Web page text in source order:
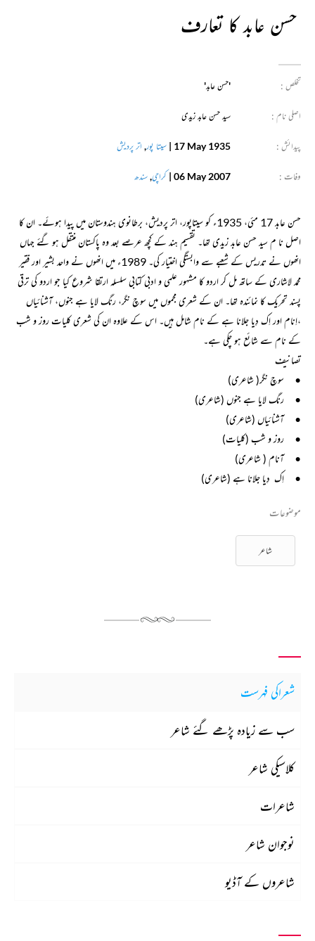
حسن عابد کا تعارف
تخلص : 'حسن عابد'
اصلی نام : سید حسن عابد زیدی
پیدائش : 17 May 1935
| سیتا پور, اتر پردیش
وفات : 06 May 2007
| کراچی,سندھ
حسن عابد 17 مئی، 1935ء کو سیتاپور، اتر پردیش، برطانوی ہندوستان میں پیدا ہوئے۔ ان کا
اصل نا م سید حسن عابد زیدی تھا۔ تقسیم ہند کے کچھ عرصے بعد وہ پاکستان منتقل ہو گئے جہاں
انھوں نے تدریس کے شعبے سے وابستگی اختیار کی۔ 1989ء میں انھوں نے واحد بشیر اور فقیر
محمد لاشاری کے ساتھ مل کر اردو کا مشہور علمی و ادبی کتابی سلسلہ ارتقا شروع کیا جو اردو کی ترقی
پسند تحریک کا نمائندہ تھا۔ ان کے شعری مجموں میں سوچ نگر، رنگ لایا ہے جنوں، آشنائیاں
،اِنام اور اِک دِیا جلانا ہے کے نام شامل ہیں۔ اس کے علاوہ ان کی شعری کلیات روز و شب
کے نام سے شائع ہو چکی ہے۔
تصانیف
•
سوچ نگر( شاعری)
•
رنگ لایا ہے جنوں (شاعری)
•
آشنائیاں (شاعری)
•
روز و شب (کلیات)
•
آنام ( شاعری)
•
اِک دِیا جلانا ہے (شاعری)
موضوعات
شاعر
شعراکی فہرست
سب سے زیادہ پڑھے گئے شاعر
کلاسیکی شاعر
شاعرات
نوجوان شاعر
شاعروں کے آڈیو